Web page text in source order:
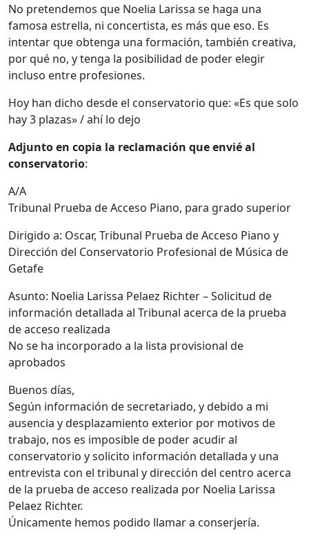
No pretendemos que Noelia Larissa se haga una
famosa estrella, ni concertista, es más que eso. Es
intentar que obtenga una formación, también creativa,
por qué no, y tenga la posibilidad de poder elegir
incluso entre profesiones.
Hoy han dicho desde el conservatorio que: «Es que solo
hay 3 plazas» / ahí lo dejo
Adjunto en copia la reclamación que envié al
conservatorio:
A/A
Tribunal Prueba de Acceso Piano, para grado superior
Dirigido a: Oscar, Tribunal Prueba de Acceso Piano y
Dirección del Conservatorio Profesional de Música de
Getafe
Asunto: Noelia Larissa Pelaez Richter – Solicitud de
información detallada al Tribunal acerca de la prueba
de acceso realizada
No se ha incorporado a la lista provisional de
aprobados
Buenos días,
Según información de secretariado, y debido a mi
ausencia y desplazamiento exterior por motivos de
trabajo, nos es imposible de poder acudir al
conservatorio y solicito información detallada y una
entrevista con el tribunal y dirección del centro acerca
de la prueba de acceso realizada por Noelia Larissa
Pelaez Richter.
Únicamente hemos podido llamar a conserjería.